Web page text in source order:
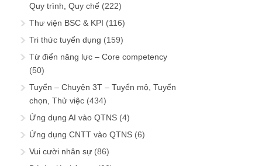
Quy trình, Quy chế (222)
Thư viện BSC & KPI (116)
Tri thức tuyển dụng (159)
Từ điển năng lực – Core competency
(50)
Tuyển – Chuyện 3T – Tuyển mộ, Tuyển
chọn, Thử việc (434)
Ứng dụng AI vào QTNS (4)
Ứng dụng CNTT vào QTNS (6)
Vui cười nhân sự (86)